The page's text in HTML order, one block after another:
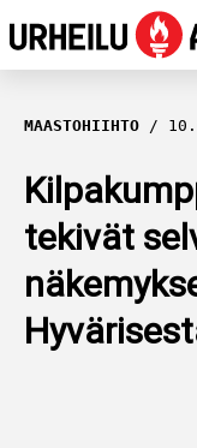
OLYMPIALAISET
MAASTOHIIHTO
AMPUMAHIIHTO
YLEISURHEILU
MAASTOHIIHTO
tekivät